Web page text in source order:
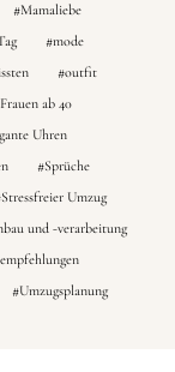
Mamaliebe
mode
outfit
ab 40
Uhren
Sprüche
Stressfreier Umzug
und -verarbeitung
Umzugsplanung